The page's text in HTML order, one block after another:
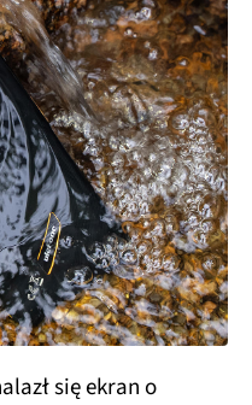
się ekran o